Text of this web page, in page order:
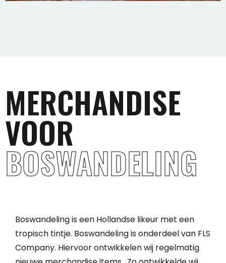
MERCHANDISE
VOOR
BOSWANDELING
Boswandeling is een Hollandse likeur met een
tropisch tintje. Boswandeling is onderdeel van FLS
Company. Hiervoor ontwikkelen wij regelmatig